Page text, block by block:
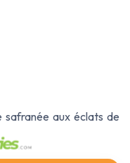
aux éclats de